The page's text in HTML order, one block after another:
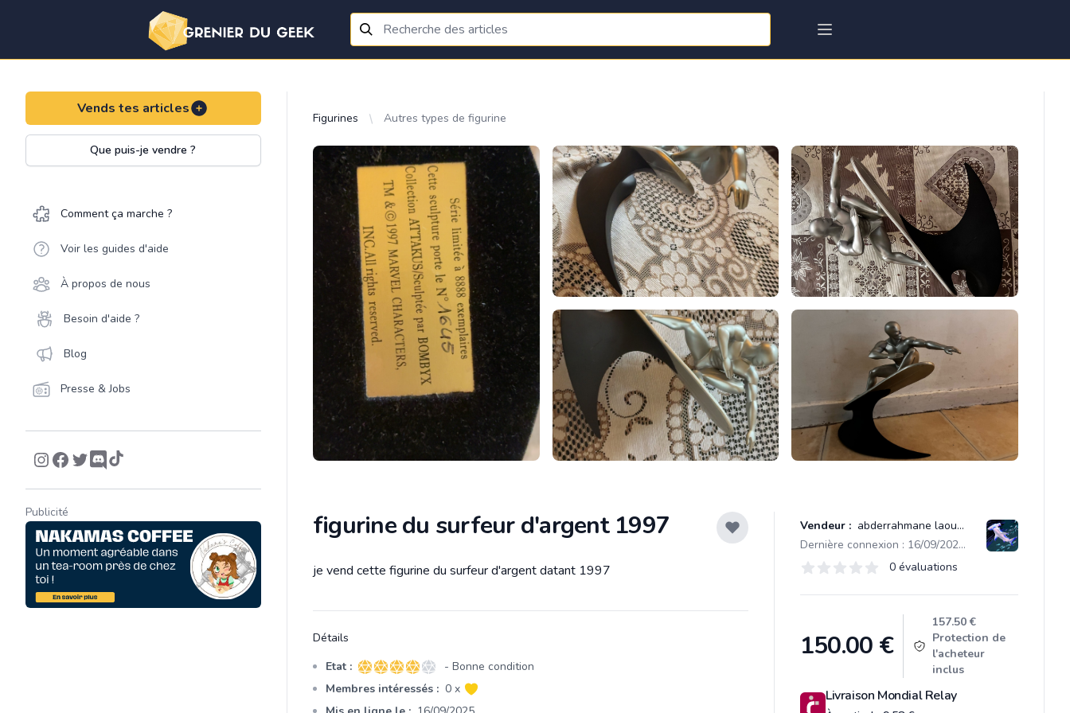
Vends tes articles
Que puis-je vendre ?
Comment ça marche ?
Voir les guides d'aide
À propos de nous
Besoin d'aide ?
Blog
Presse & Jobs
Publicité
Figurines Autres types de figurine
figurine du surfeur d'argent 1997 Vendeur : abderrahmane laouedj
Dernière connexion : 16/09/2025 19:45
Évaluations
0 sur 5 étoiles 0 évaluations
150.00 €
157.50 €
Protection de
l'acheteur
inclus
Livraison Mondial Relay
Description
je vend cette figurine du surfeur d'argent datant 1997
Détails
Etat : 4 sur 5 étoiles
- Bonne condition
Membres intéressés : 0 x